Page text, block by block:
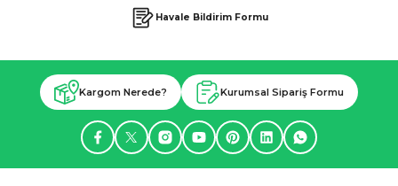
Havale Bildirim Formu
Kargom Nerede? Kurumsal Sipariş Formu